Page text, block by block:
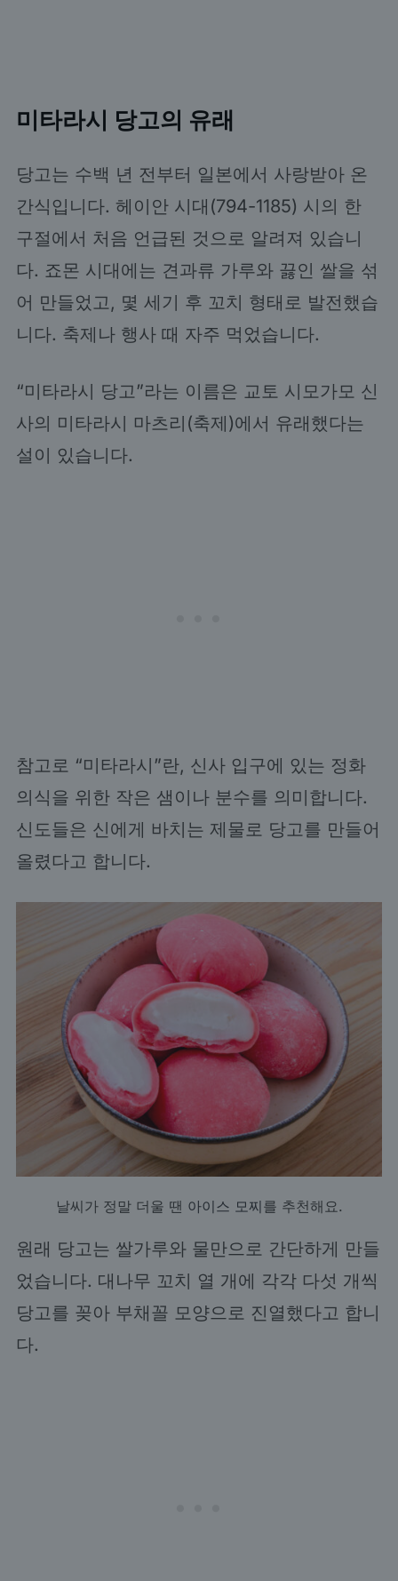
미타라시 당고의 유래
당고는 수백 년 전부터 일본에서 사랑받아 온
간식입니다. 헤이안 시대(794-1185) 시의 한
구절에서 처음 언급된 것으로 알려져 있습니
다. 죠몬 시대에는 견과류 가루와 끓인 쌀을 섞
어 만들었고, 몇 세기 후 꼬치 형태로 발전했습
니다. 축제나 행사 때 자주 먹었습니다.
“미타라시 당고”라는 이름은 교토 시모가모 신
사의 미타라시 마츠리(축제)에서 유래했다는
설이 있습니다.
참고로 “미타라시”란, 신사 입구에 있는 정화
의식을 위한 작은 샘이나 분수를 의미합니다.
신도들은 신에게 바치는 제물로 당고를 만들어
올렸다고 합니다.
날씨가 정말 더울 땐 아이스 모찌를 추천해요.
원래 당고는 쌀가루와 물만으로 간단하게 만들
었습니다. 대나무 꼬치 열 개에 각각 다섯 개씩
당고를 꽂아 부채꼴 모양으로 진열했다고 합니
다.